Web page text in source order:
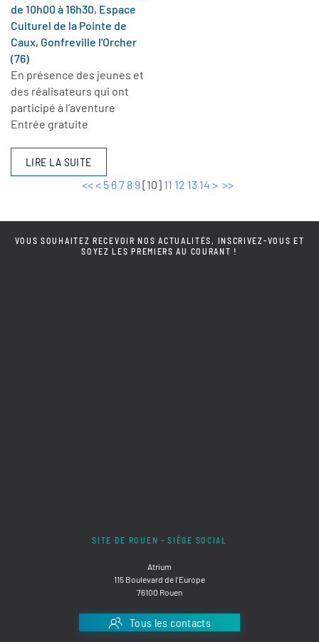
de 10h00 à 16h30, Espace
Culturel de la Pointe de
Caux, Gonfreville l'Orcher
(76)
En présence des jeunes et
des réalisateurs qui ont
participé à l’aventure
Entrée gratuite
LIRE LA SUITE
<<< 5 67 8 9[10] 11 12 13 14 > >>
VOUS SOUHAITEZ RECEVOIR NOS ACTUALITÉS, INSCRIVEZ-VOUS ET
SOYEZ LES PREMIERS AU COURANT !
SITE DE ROUEN - SIÈGE SOCIAL
Atrium
115 Boulevard de l'Europe
76100 Rouen
Tous les contacts